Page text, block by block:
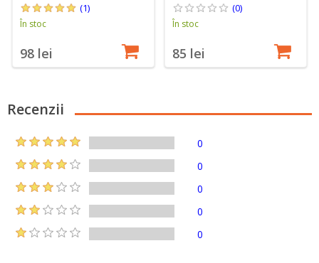
(1)
În stoc
98 lei
(0)
În stoc
85 lei
Recenzii
0
0
0
0
0